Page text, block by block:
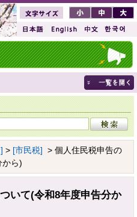
> [市民税] > 個人住民税申告の
から)
いて(令和8年度申告分か